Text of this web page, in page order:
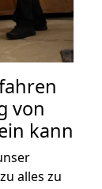
von
kann
alles zu